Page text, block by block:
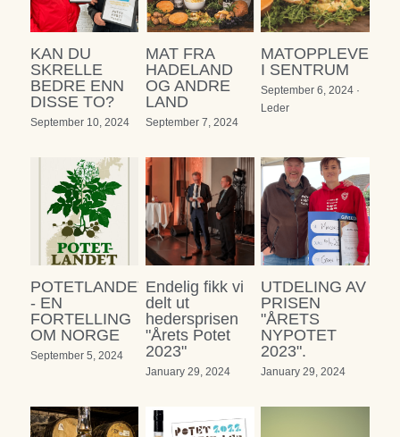
KAN DU
SKRELLE
BEDRE ENN
DISSE TO?
September 10, 2024
MAT FRA
HADELAND
OG ANDRE
LAND
September 7, 2024
I SENTRUM
September 6, 2024 ·
Leder
POTETLANDET
- EN
FORTELLING
OM NORGE
September 5, 2024
Endelig fikk vi
delt ut
hedersprisen
"Årets Potet
2023"
January 29, 2024
UTDELING AV
PRISEN
"ÅRETS
NYPOTET
2023".
January 29, 2024